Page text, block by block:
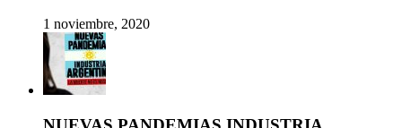
1 noviembre, 2020